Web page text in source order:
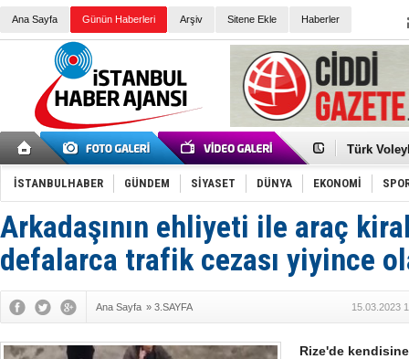
Ana Sayfa Günün Haberleri Arşiv Sitene Ekle Haberler
Elena
Türk
Töreninde
İkinci El
Guguk
Sneaker
Erkek
Tommy
Ceza
Kayyum
Erdoğan:
İtalyan
İSTANBULHABER GÜNDEM SİYASET DÜNYA EKONOMİ
Arkadaşının ehliyeti ile araç
defalarca trafik cezası yiyince
Ana Sayfa » 3.SAYFA 15.03.2023
Rize'de